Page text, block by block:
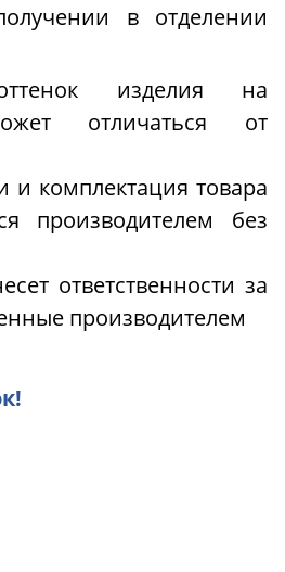
в отделении
изделия на
отличаться от
и комплектация товара
производителем без
ответственности за
производителем